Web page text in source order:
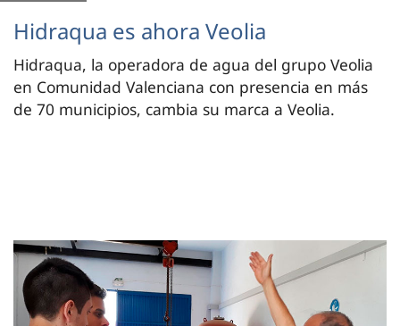
Hidraqua es ahora Veolia
Hidraqua, la operadora de agua del grupo Veolia
en Comunidad Valenciana con presencia en más
de 70 municipios, cambia su marca a Veolia.